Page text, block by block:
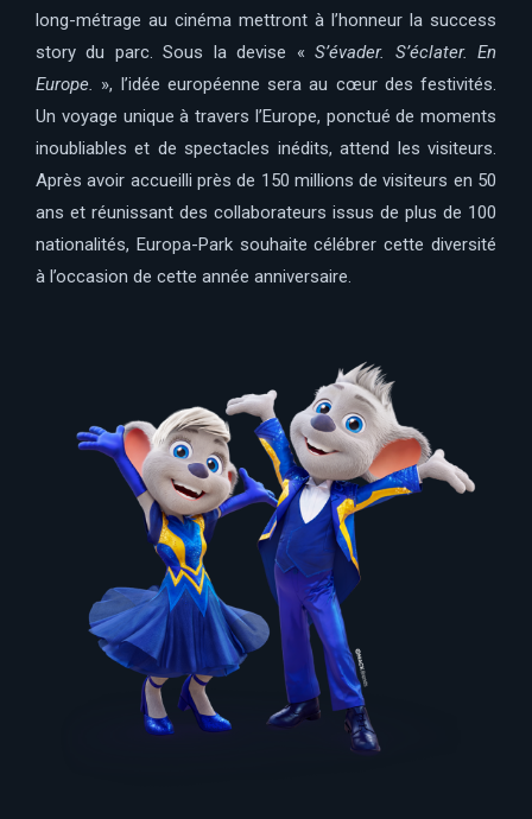
long-métrage au cinéma mettront à l’honneur la success
story du parc. Sous la devise «S’évader. S’éclater. En
Europe.
», l’idée européenne sera au cœur des festivités.
Un voyage unique à travers l’Europe, ponctué de moments
inoubliables et de spectacles inédits, attend les visiteurs.
Après avoir accueilli près de 150 millions de visiteurs en 50
ans et réunissant des collaborateurs issus de plus de 100
nationalités, Europa-Park souhaite célébrer cette diversité
à l’occasion de cette année anniversaire.